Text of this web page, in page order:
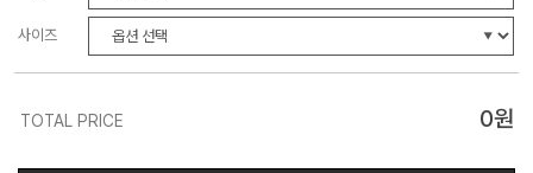
사이즈
TOTAL PRICE 0원